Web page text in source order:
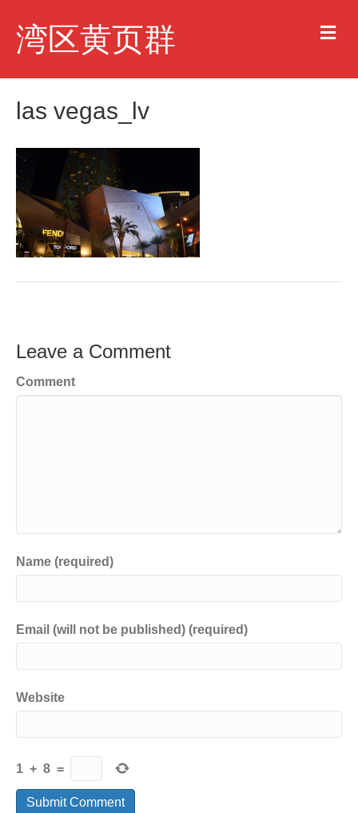
湾区黄页群 M
e
u
las vegas_lv
Leave a Comment
Comment
Name (required)
Email (will not be published) (required)
Website
1 + 8 =